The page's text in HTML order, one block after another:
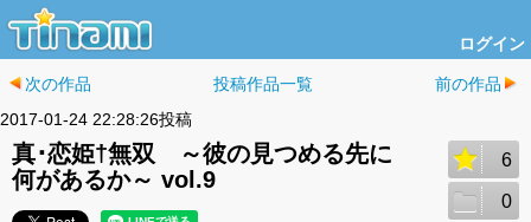
ログイン
次の作品 投稿作品一覧
前の作品
2017-01-24 22:28:26投稿
真･恋姫†無双 ～彼の見つめる先に
何があるか～ vol.9
6
0